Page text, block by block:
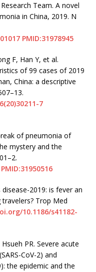
Team. A novel
in China, 2019. N
PMID:31978945
F, Han Y, et al.
of 99 cases of 2019
China: a descriptive
7
of pneumonia of
mystery and the
PMID:31950516
2019: is fever an
Trop Med
10.1186/s41182-
PR. Severe acute
CoV-2) and
the epidemic and the